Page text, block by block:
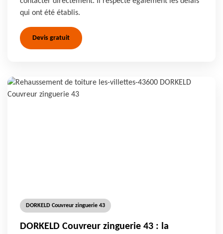
qui ont été établis.
Devis gratuit
DORKELD Couvreur zinguerie 43
DORKELD Couvreur zinguerie 43 : la